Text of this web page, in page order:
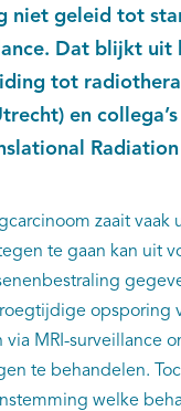
niet geleid tot
Dat blijkt uit
tot
en
zaait vaak
te gaan kan uit
opsporing
via MRI-surveillance
te behandelen.
welke